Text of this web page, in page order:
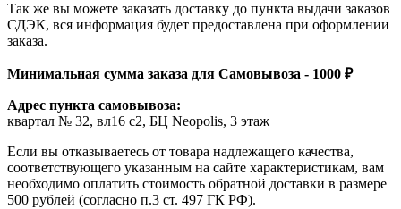
Так же вы можете заказать доставку до пункта выдачи заказов
СДЭК, вся информация будет предоставлена при оформлении
заказа.
Минимальная сумма заказа для Самовывоза - 1000 ₽
Адрес пункта самовывоза:
квартал № 32, вл16 с2, БЦ Neopolis, 3 этаж
Если вы отказываетесь от товара надлежащего качества,
соответствующего указанным на сайте характеристикам, вам
необходимо оплатить стоимость обратной доставки в размере
500 рублей (согласно п.3 ст. 497 ГК РФ).